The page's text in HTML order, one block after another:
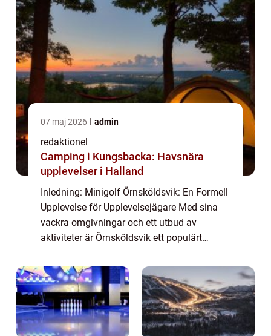
07 maj 2026 admin
redaktionel
Camping i Kungsbacka: Havsnära
upplevelser i Halland
Inledning: Minigolf Örnsköldsvik: En Formell
Upplevelse för Upplevelsejägare Med sina
vackra omgivningar och ett utbud av
aktiviteter är Örnsköldsvik ett populärt
mest älskade fritidsaktiviteter är minigolf,...